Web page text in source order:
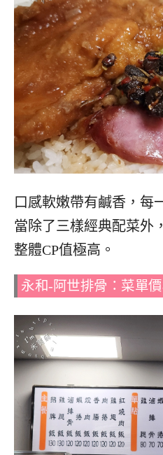
口感軟嫩帶有鹹香，每
當除了三樣經典配菜外
整體CP值極高。
永和-阿世排骨：菜單